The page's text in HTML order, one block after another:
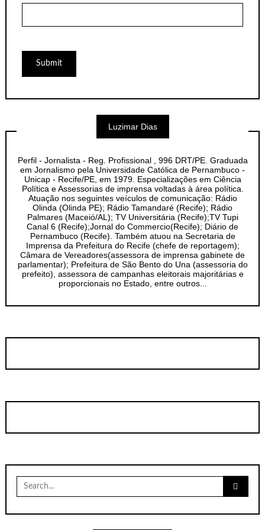
Luzimar Dias
Perfil - Jornalista - Reg. Profissional , 996 DRT/PE. Graduada
em Jornalismo pela Universidade Católica de Pernambuco -
Unicap - Recife/PE, em 1979. Especializações em Ciência
Política e Assessorias de imprensa voltadas à área política.
Atuação nos seguintes veículos de comunicação: Rádio
Olinda (Olinda PE); Rádio Tamandaré (Recife); Rádio
Palmares (Maceió/AL); TV Universitária (Recife);TV Tupi
Canal 6 (Recife);Jornal do Commercio(Recife); Diário de
Pernambuco (Recife). Também atuou na Secretaria de
Imprensa da Prefeitura do Recife (chefe de reportagem);
Câmara de Vereadores(assessora de imprensa gabinete de
parlamentar); Prefeitura de São Bento do Una (assessoria do
prefeito), assessora de campanhas eleitorais majoritárias e
proporcionais no Estado, entre outros...
Search
for: